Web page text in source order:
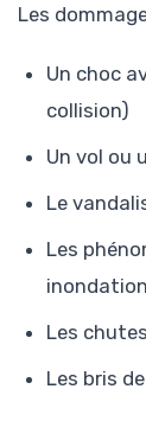
Les
Un choc
collision)
Un vol ou
Le
Les
Les
Les bris